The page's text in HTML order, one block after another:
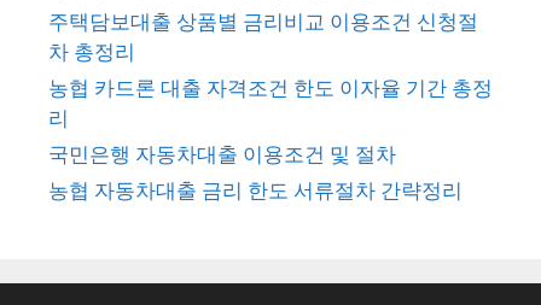
주택담보대출 상품별 금리비교 이용조건 신청절
차 총정리
농협 카드론 대출 자격조건 한도 이자율 기간 총정
리
국민은행 자동차대출 이용조건 및 절차
농협 자동차대출 금리 한도 서류절차 간략정리